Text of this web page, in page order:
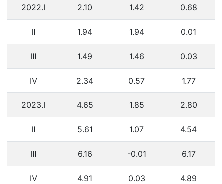
2022.Ⅰ 2.10 1.42 0.68
Ⅱ 1.94 1.94 0.01
Ⅲ 1.49 1.46 0.03
Ⅳ 2.34 0.57 1.77
2023.Ⅰ 4.65 1.85 2.80
Ⅱ 5.61 1.07 4.54
Ⅲ 6.16 -0.01 6.17
Ⅳ 4.91 0.03 4.89